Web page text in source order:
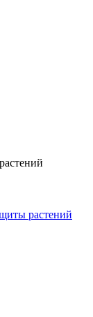
растений